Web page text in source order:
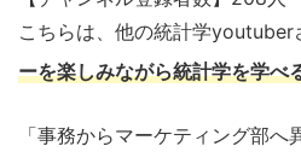
こちらは、他の統計学youtuber
ーを楽しみながら統計学を学べ
「事務からマーケティング部